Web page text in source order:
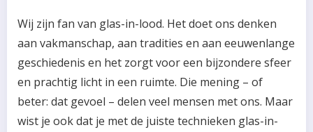
Wij zijn fan van glas-in-lood. Het doet ons denken
aan vakmanschap, aan tradities en aan eeuwenlange
geschiedenis en het zorgt voor een bijzondere sfeer
en prachtig licht in een ruimte. Die mening – of
beter: dat gevoel – delen veel mensen met ons. Maar
wist je ook dat je met de juiste technieken glas-in-